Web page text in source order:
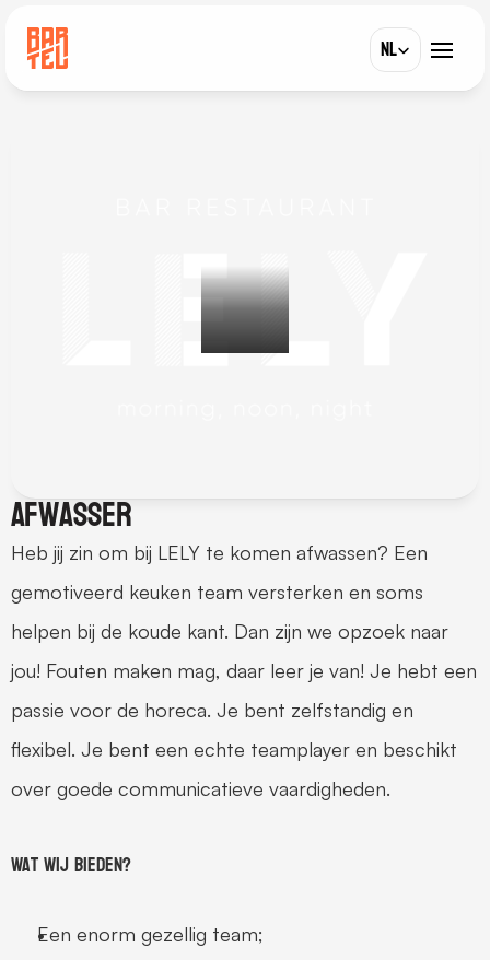
Afwasser
Heb jij zin om bij LELY te komen afwassen? Een
gemotiveerd keuken team versterken en soms
helpen bij de koude kant. Dan zijn we opzoek naar
jou! Fouten maken mag, daar leer je van! Je hebt een
passie voor de horeca. Je bent zelfstandig en
flexibel. Je bent een echte teamplayer en beschikt
over goede communicatieve vaardigheden.
Wat wij bieden?
Een enorm gezellig team;
Select Language
NL